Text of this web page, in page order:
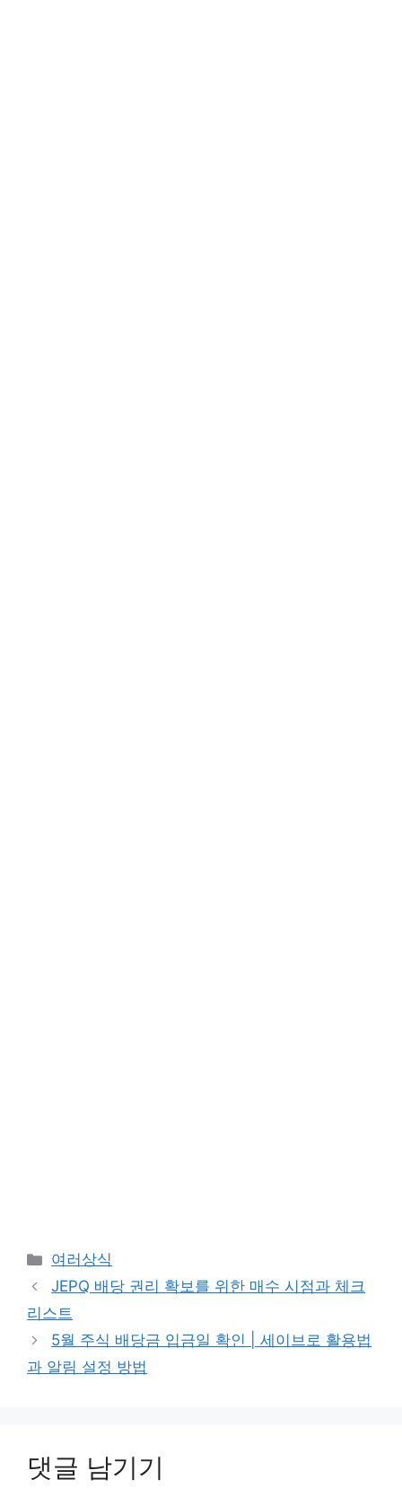
카
테
리
여러상식
JEPQ 배당 권리 확보를 위한 매수 시점과 체크
리스트
5월 주식 배당금 입금일 확인 | 세이브로 활용법
과 알림 설정 방법
댓글 남기기